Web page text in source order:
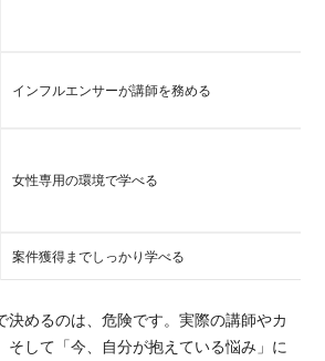
インフルエンサーが講師を務める
女性専用の環境で学べる
案件獲得までしっかり学べる
決めるのは、危険です。実際の講師やカ
そして「今、自分が抱えている悩み」に